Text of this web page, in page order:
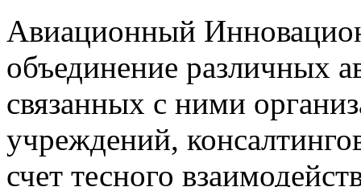
Авиационный
объединение различных
связанных с ними
учреждений,
счет тесного